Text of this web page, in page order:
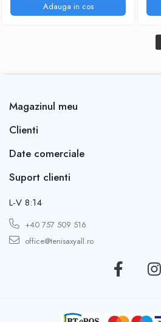
Adauga in cos
Magazinul meu
Clienti
Date comerciale
Suport clienti
L-V 8:14
+40 757 509 516
office@tenisaxyall.ro